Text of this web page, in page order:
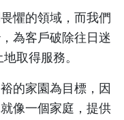
懼的領域，而我們
為客戶破除往日迷
取得服務。
的家園為目標，因
像一個家庭，提供